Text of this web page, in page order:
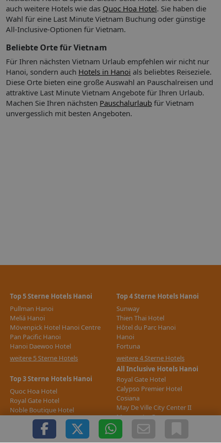
auch weitere Hotels wie das Quoc Hoa Hotel. Sie haben die
Wahl für eine Last Minute Vietnam Buchung oder günstige
All-Inclusive-Optionen für Vietnam.
Beliebte Orte für Vietnam
Für Ihren nächsten Vietnam Urlaub empfehlen wir nicht nur
Hanoi, sondern auch Hotels in Hanoi als beliebtes Reiseziele.
Diese Orte bieten eine große Auswahl an Pauschalreisen und
attraktive Last Minute Vietnam Angebote für Ihren Urlaub.
Machen Sie Ihren nächsten Pauschalurlaub für Vietnam
unvergesslich mit besten Angeboten.
Top 5 Sterne Hotels Hanoi
Pullman Hanoi
Meliá Hanoi
Mövenpick Hotel Hanoi Centre
Pan Pacific Hanoi
Hanoi Daewoo Hotel
weitere 5 Sterne Hotels
Top 4 Sterne Hotels Hanoi
Sunway
Thien Thai Hotel
Hôtel du Parc Hanoi
Hanoi
Fortuna
weitere 4 Sterne Hotels
Top 3 Sterne Hotels Hanoi
Quoc Hoa Hotel
Royal Gate Hotel
Noble Boutique Hotel
Anise Hanoi
The Galaxy Home Hotel &
Apartment
All Inclusive Hotels Hanoi
Royal Gate Hotel
Calypso Premier Hotel
Cosiana
May De Ville City Center II
Mercure La Gare
weitere All Inclusive Hotels